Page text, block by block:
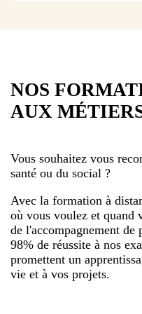
NOS
AUX
Vous souhaitez vous
santé ou du social ?
Avec la formation à
où vous voulez et quand
de l'accompagnement de
98% de réussite à nos
promettent un
vie et à vos projets.